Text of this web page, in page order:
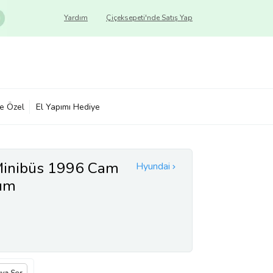
Çiçeksepeti'nde Satış Yap
Yardım
Özel El Yapımı Hediye
Hyundai
1996 Cam